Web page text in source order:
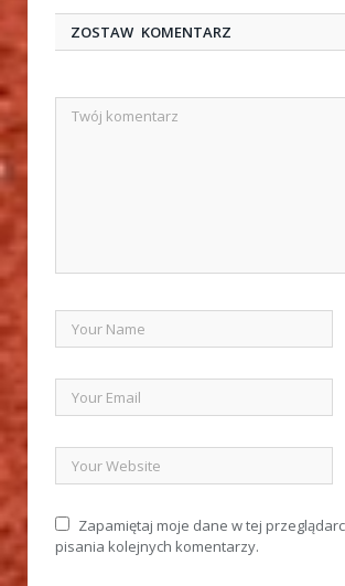
ZOSTAW KOMENTARZ
Zapamiętaj moje dane w tej
pisania kolejnych komentarzy.